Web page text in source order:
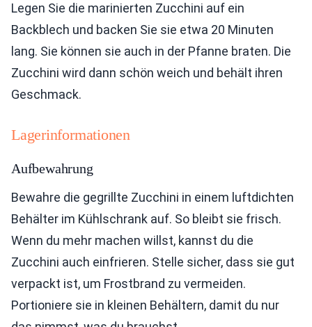
Legen Sie die marinierten Zucchini auf ein
Backblech und backen Sie sie etwa 20 Minuten
lang. Sie können sie auch in der Pfanne braten. Die
Zucchini wird dann schön weich und behält ihren
Geschmack.
Lagerinformationen
Aufbewahrung
Bewahre die gegrillte Zucchini in einem luftdichten
Behälter im Kühlschrank auf. So bleibt sie frisch.
Wenn du mehr machen willst, kannst du die
Zucchini auch einfrieren. Stelle sicher, dass sie gut
verpackt ist, um Frostbrand zu vermeiden.
Portioniere sie in kleinen Behältern, damit du nur